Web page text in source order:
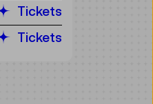
Tickets
Tickets